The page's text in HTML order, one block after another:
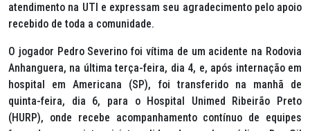
atendimento na UTI e expressam seu agradecimento pelo apoio
recebido de toda a comunidade.
O jogador Pedro Severino foi vítima de um acidente na Rodovia
Anhanguera, na última terça-feira, dia 4, e, após internação em
hospital em Americana (SP), foi transferido na manhã de
quinta-feira, dia 6, para o Hospital Unimed Ribeirão Preto
(HURP), onde recebe acompanhamento contínuo de equipes